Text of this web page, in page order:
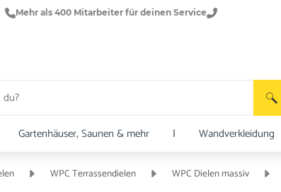
Mehr als 400 Mitarbeiter für deinen Service
Gartenhäuser, Saunen & mehr | Wandverkleidung
WPC Terrassendielen WPC Dielen massiv